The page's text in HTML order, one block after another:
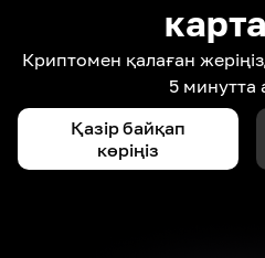
Криптомен қалаған
5 минутта
Қазір байқап
көріңіз